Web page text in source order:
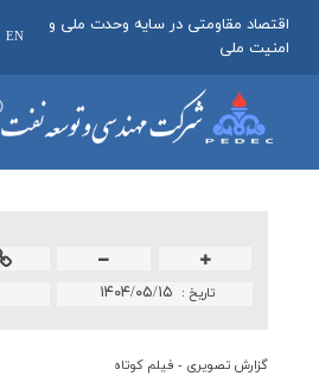
اقتصاد مقاومتی در سایه وحدت ملی و
امنیت ملی
EN
تاريخ : ۱۴۰۴/۰۵/۱۵
گزارش تصويری - فیلم کوتاه